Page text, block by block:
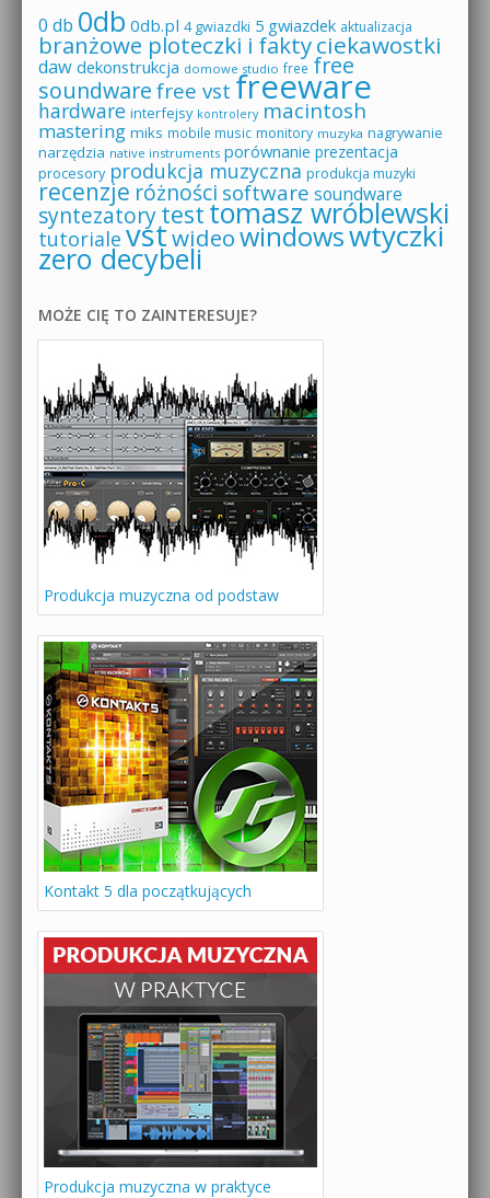
0 db 0db 0db.pl 4 gwiazdki 5 gwiazdek aktualizacja
branżowe ploteczki i faktyciekawostki
daw dekonstrukcja domowe studio free free
soundware free vst freeware
hardware interfejsy kontrolery macintosh
mastering miks mobile music monitory muzyka nagrywanie
narzędzia native instruments porównanie prezentacja
procesory produkcja muzyczna produkcja muzyki
recenzje różności software soundware
syntezatorytesttomasz wróblewski
tutoriale vstwideowindowswtyczki
zero decybeli
MOŻE CIĘ TO ZAINTERESUJE?
Produkcja muzyczna od podstaw
Kontakt 5 dla początkujących
Produkcja muzyczna w praktyce